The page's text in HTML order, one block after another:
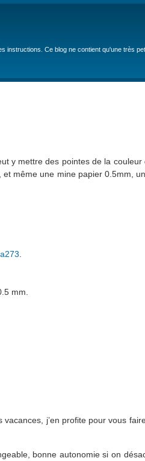
Ce blog ne contient qu'une très
y mettre des pointes de la couleur
même une mine papier 0.5mm,
.
mm.
j’en profite pour vous
bonne autonomie si on